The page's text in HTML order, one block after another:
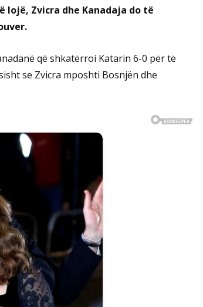
lojë, Zvicra dhe Kanadaja do të
që shkatërroi Katarin 6-0 për të
se Zvicra mposhti Bosnjën dhe